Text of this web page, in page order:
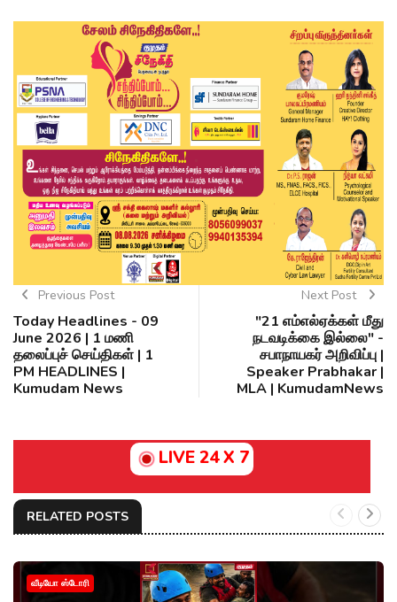
Previous Post
Today Headlines - 09
June 2026 | 1 மணி
தலைப்புச் செய்திகள் | 1
PM HEADLINES |
Kumudam News
Next Post
"21 எம்எல்ஏக்கள் மீது
நடவடிக்கை இல்லை" -
சபாநாயகர் அறிவிப்பு |
Speaker Prabhakar |
MLA | KumudamNews
LIVE 24 X 7
RELATED POSTS
வீடியோ ஸ்டோரி